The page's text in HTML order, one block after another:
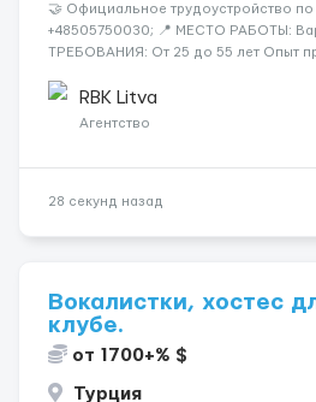
🤝 Официальное трудоустройство по
+48505750030; 📍 МЕСТО РАБОТЫ:
ТРЕБОВАНИЯ: От 25 до 55 лет Опыт
Мужчины (25-55 лет) язык:
ГРАФИК РАБОТЫ...
RBK Litva
Агентство
28 секунд назад
Вокалистки, хостес
клубе.
от 1700+% $
Турция